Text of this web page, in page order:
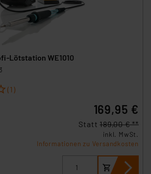
Lötstation WE1010
(1)
169,95 €
Statt189,00 € **
inkl. MwSt.
Informationen zu Versandkosten